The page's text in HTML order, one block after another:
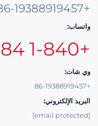
+86-19388919457
واتساب:
+1-840 284 1651
وي شات:
+86-19388919457
البريد الإلكتروني:
[email protected]